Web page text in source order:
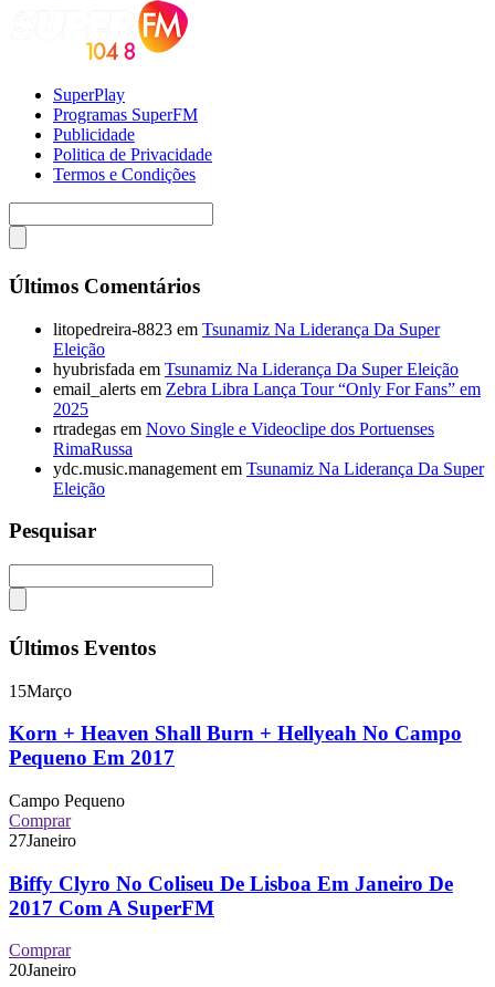
SuperPlay
Programas SuperFM
Publicidade
Politica de Privacidade
Termos e Condições
Últimos Comentários
litopedreira-8823 em Tsunamiz Na Liderança Da Super
Eleição
hyubrisfada em Tsunamiz Na Liderança Da Super Eleição
email_alerts em Zebra Libra Lança Tour “Only For Fans” em
2025
rtradegas em Novo Single e Videoclipe dos Portuenses
RimaRussa
ydc.music.management em Tsunamiz Na Liderança Da Super
Eleição
Pesquisar
Últimos Eventos
15Março
Korn + Heaven Shall Burn + Hellyeah No Campo
Pequeno Em 2017
Campo Pequeno
Comprar
27Janeiro
Biffy Clyro No Coliseu De Lisboa Em Janeiro De
2017 Com A SuperFM
Comprar
20Janeiro